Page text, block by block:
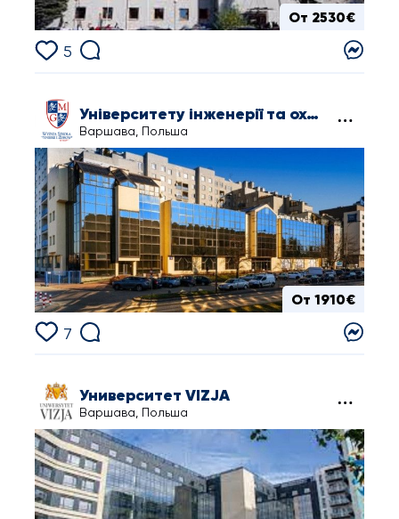
От 2530€
5
Університету інженерії та охорони здоров’я
Варшава, Польша
От 1910€
7
Университет VIZJA
Варшава, Польша